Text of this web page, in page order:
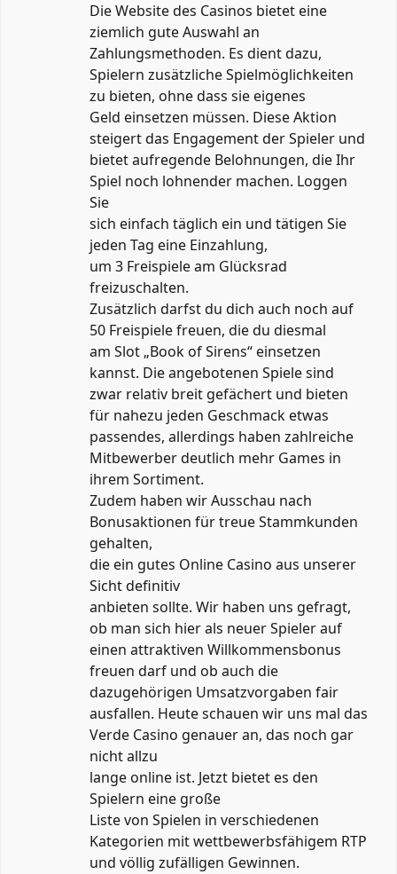
Die Website des Casinos bietet eine
ziemlich gute Auswahl an
Zahlungsmethoden. Es dient dazu,
Spielern zusätzliche Spielmöglichkeiten
zu bieten, ohne dass sie eigenes
Geld einsetzen müssen. Diese Aktion
steigert das Engagement der Spieler und
bietet aufregende Belohnungen, die Ihr
Spiel noch lohnender machen. Loggen
Sie
sich einfach täglich ein und tätigen Sie
jeden Tag eine Einzahlung,
um 3 Freispiele am Glücksrad
freizuschalten.
Zusätzlich darfst du dich auch noch auf
50 Freispiele freuen, die du diesmal
am Slot „Book of Sirens“ einsetzen
kannst. Die angebotenen Spiele sind
zwar relativ breit gefächert und bieten
für nahezu jeden Geschmack etwas
passendes, allerdings haben zahlreiche
Mitbewerber deutlich mehr Games in
ihrem Sortiment.
Zudem haben wir Ausschau nach
Bonusaktionen für treue Stammkunden
gehalten,
die ein gutes Online Casino aus unserer
Sicht definitiv
anbieten sollte. Wir haben uns gefragt,
ob man sich hier als neuer Spieler auf
einen attraktiven Willkommensbonus
freuen darf und ob auch die
dazugehörigen Umsatzvorgaben fair
ausfallen. Heute schauen wir uns mal das
Verde Casino genauer an, das noch gar
nicht allzu
lange online ist. Jetzt bietet es den
Spielern eine große
Liste von Spielen in verschiedenen
Kategorien mit wettbewerbsfähigem RTP
und völlig zufälligen Gewinnen.